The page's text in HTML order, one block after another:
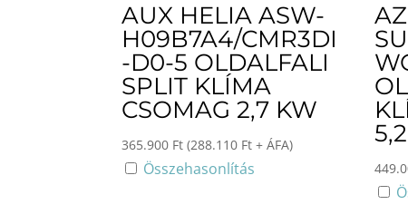
AUX HELIA ASW-
H09B7A4/CMR3DI
-D0-5 OLDALFALI
SPLIT KLÍMA
CSOMAG 2,7 KW
365.900 Ft (288.110 Ft + ÁFA)
Összehasonlítás